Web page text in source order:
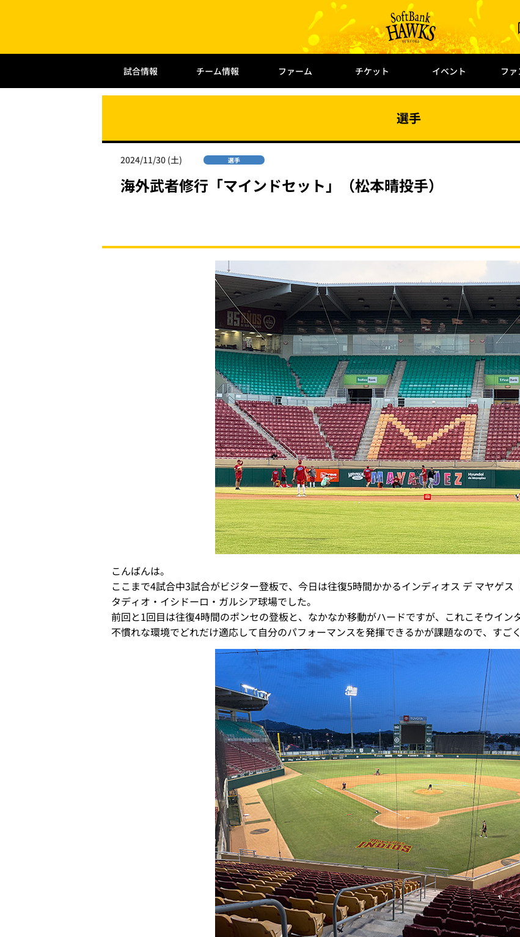
試合情報 チーム情報 ファーム チケット イベント フ
選手
2024/11/30 (土) 選手
海外武者修行「マインドセット」（松本晴投手）
こんばんは。
ここまで4試合中3試合がビジター登板で、今日は往復5時間かかるインディオス デ マヤゲ
タディオ・イシドーロ・ガルシア球場でした。
前回と1回目は往復4時間のポンセの登板と、なかなか移動がハードですが、これこそウイン
不慣れな環境でどれだけ適応して自分のパフォーマンスを発揮できるかが課題なので、すご